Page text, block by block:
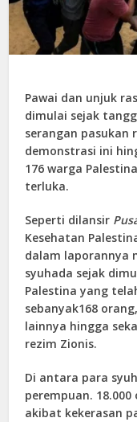
Pawai dan unjuk
dimulai sejak
serangan pasukan
demonstrasi ini
176 warga
terluka.
Seperti dilansir
Kesehatan
dalam laporannya
syuhada sejak
Palestina yang
sebanyak168
lainnya hingga
rezim Zionis.
Di antara para
perempuan.
akibat kekerasan